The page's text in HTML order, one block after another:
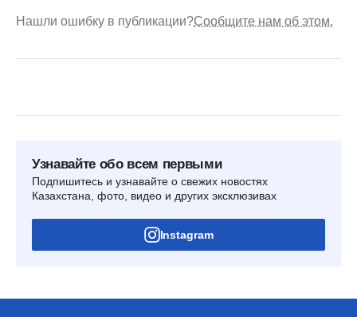
Нашли ошибку в публикации?Сообщите нам об этом.
Узнавайте обо всем первыми
Подпишитесь и узнавайте о свежих новостях
Казахстана, фото, видео и других эксклюзивах
Instagram